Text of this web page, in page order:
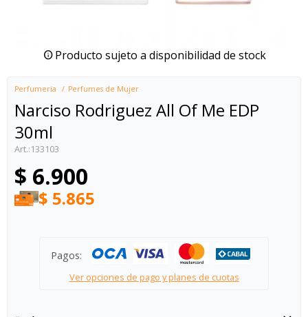
Producto sujeto a disponibilidad de stock
Perfumería Perfumes de Mujer
Narciso Rodriguez All Of Me EDP
30ml
133103
$ 6.900
$ 5.865
Pagos:
Ver opciones de pago y planes de cuotas